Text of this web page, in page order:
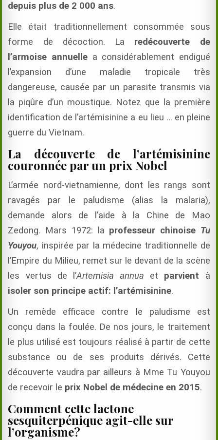
depuis plus de 2 000 ans.
Elle était traditionnellement consommée sous
forme de décoction. La redécouverte de
l’armoise annuelle a considérablement endigué
l’expansion d’une maladie tropicale très
dangereuse, causée par un parasite transmis via
la piqûre d’un moustique. Notez que la première
identification de l’artémisinine a eu lieu … en pleine
guerre du Vietnam.
La découverte de l’artémisinine
couronnée par un prix Nobel
L’armée nord-vietnamienne, dont les rangs sont
ravagés par le paludisme (alias la malaria),
demande alors de l’aide à la Chine de Mao
Zedong. Mars 1972: la professeur chinoise Tu
Youyou, inspirée par la médecine traditionnelle de
l’Empire du Milieu, remet sur le devant de la scène
les vertus de l’Artemisia annua et parvient à
isoler son principe actif: l’artémisinine.
Un remède efficace contre le paludisme est
conçu dans la foulée. De nos jours, le traitement
le plus utilisé est toujours réalisé à partir de cette
substance ou de ses produits dérivés. Cette
découverte vaudra par ailleurs à Mme Tu Youyou
de recevoir le prix Nobel de médecine en 2015.
Comment cette lactone
sesquiterpénique agit-elle sur
l’organisme?